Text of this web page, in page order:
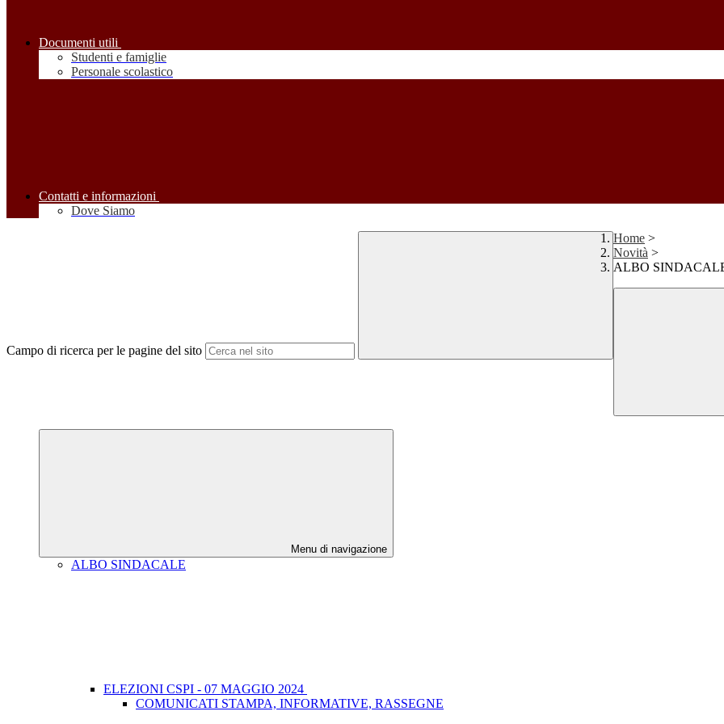
Documenti utili
Studenti e famiglie
Personale scolastico
Contatti e informazioni
Dove Siamo
Campo di ricerca per le pagine del sito
Home >
Novità >
ALBO
Menu di navigazione
ALBO SINDACALE
ELEZIONI CSPI - 07 MAGGIO 2024
COMUNICATI STAMPA, INFORMATIVE, RASSEGNE